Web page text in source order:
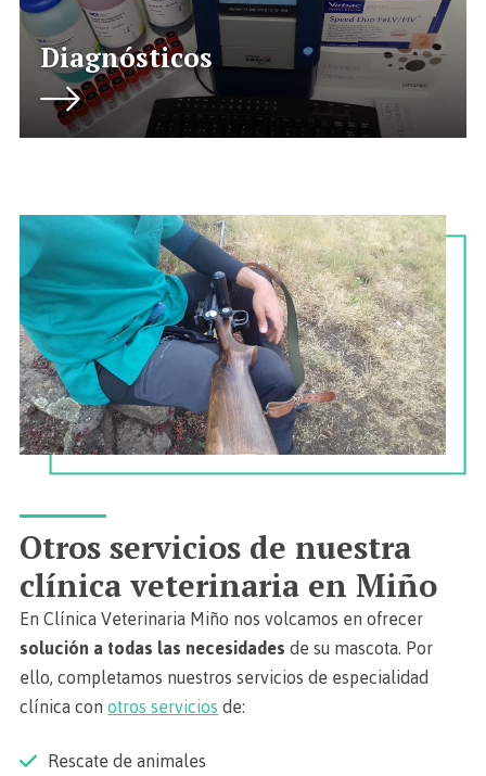
Diagnósticos
Otros servicios de nuestra
clínica veterinaria en Miño
En Clínica Veterinaria Miño nos volcamos en ofrecer
solución a todas las necesidadesde su mascota. Por
ello, completamos nuestros servicios de especialidad
clínica conotros serviciosde:
Rescate de animales